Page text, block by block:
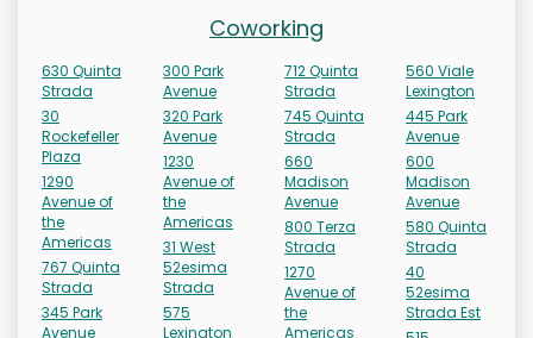
Coworking
630 Quinta
Strada
30
Rockefeller
Plaza
1290
Avenue of
the
Americas
767 Quinta
Strada
345 Park
Avenue
300 Park
Avenue
320 Park
Avenue
1230
Avenue of
the
Americas
31 West
52esima
Strada
575
Lexington
712 Quinta
Strada
745 Quinta
Strada
660
Madison
Avenue
800 Terza
Strada
1270
Avenue of
the
Americas
560 Viale
Lexington
445 Park
Avenue
600
Madison
Avenue
580 Quinta
Strada
40
52esima
Strada Est